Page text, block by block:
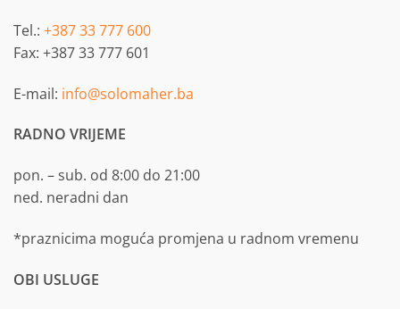
Tel.: +387 33 777 600
Fax: +387 33 777 601
E-mail: info@solomaher.ba
RADNO VRIJEME
pon. – sub. od 8:00 do 21:00
ned. neradni dan
*praznicima moguća promjena u radnom vremenu
OBI USLUGE